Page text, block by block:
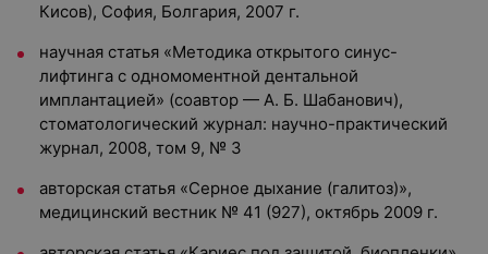
Кисов), София, Болгария, 2007 г.
научная статья «Методика открытого синус-
лифтинга с одномоментной дентальной
имплантацией» (соавтор — А. Б. Шабанович),
стоматологический журнал: научно-практический
журнал, 2008, том 9, № 3
авторская статья «Серное дыхание (галитоз)»,
медицинский вестник № 41 (927), октябрь 2009 г.